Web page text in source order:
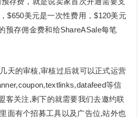
$650美元是一次性费用，$120美元
预存佣金费和给ShareASale每笔
天的审核,审核过后就可以正式运营
等信
客关注,剩下的就需要我们去邀约联
面有个招募工具以及广告位,站外也